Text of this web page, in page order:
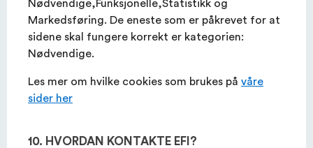
Markedsføring. De eneste som er påkrevet for at
sidene skal fungere korrekt er kategorien:
Nødvendige.
Les mer om hvilke cookies som brukes på våre
sider her
10. HVORDAN KONTAKTE EFI?